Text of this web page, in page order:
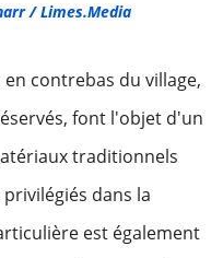
/ Limes.Media
contrebas du village,
font l'objet d'un
traditionnels
dans la
est également